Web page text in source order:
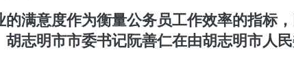
的满意度作为衡量公务员工作效率的指标
胡志明市市委书记阮善仁在由胡志明市人